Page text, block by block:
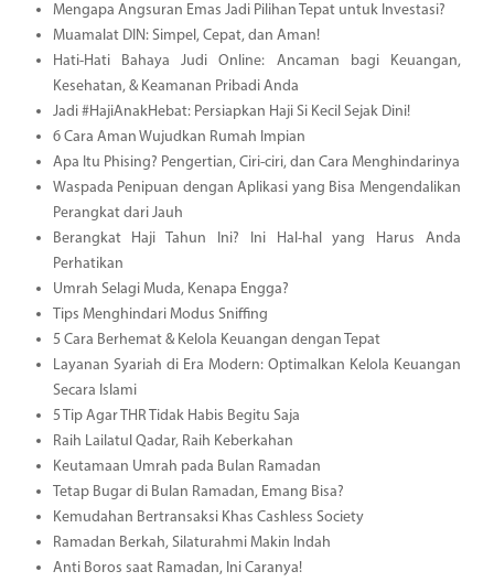
Mengapa Angsuran Emas Jadi Pilihan Tepat untuk Investasi?
Muamalat DIN: Simpel, Cepat, dan Aman!
Hati-Hati Bahaya Judi Online: Ancaman bagi Keuangan,
Kesehatan, & Keamanan Pribadi Anda
Jadi #HajiAnakHebat: Persiapkan Haji Si Kecil Sejak Dini!
6 Cara Aman Wujudkan Rumah Impian
Apa Itu Phising? Pengertian, Ciri-ciri, dan Cara Menghindarinya
Waspada Penipuan dengan Aplikasi yang Bisa Mengendalikan
Perangkat dari Jauh
Berangkat Haji Tahun Ini? Ini Hal-hal yang Harus Anda
Perhatikan
Umrah Selagi Muda, Kenapa Engga?
Tips Menghindari Modus Sniffing
5 Cara Berhemat & Kelola Keuangan dengan Tepat
Layanan Syariah di Era Modern: Optimalkan Kelola Keuangan
Secara Islami
5 Tip Agar THR Tidak Habis Begitu Saja
Raih Lailatul Qadar, Raih Keberkahan
Keutamaan Umrah pada Bulan Ramadan
Tetap Bugar di Bulan Ramadan, Emang Bisa?
Kemudahan Bertransaksi Khas Cashless Society
Ramadan Berkah, Silaturahmi Makin Indah
Anti Boros saat Ramadan, Ini Caranya!